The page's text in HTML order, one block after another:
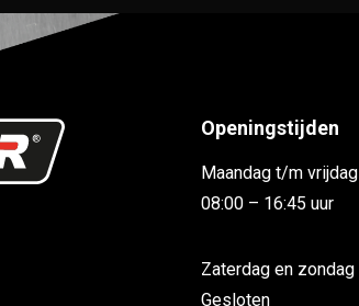
Openingstijden
Maandag t/m vrijdag
08:00 – 16:45 uur
Zaterdag en zondag
Gesloten